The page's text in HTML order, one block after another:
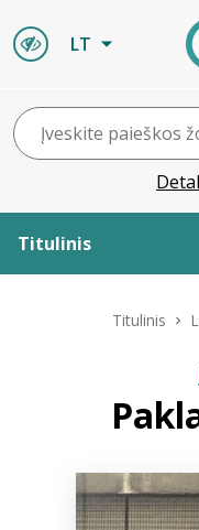
LT
Titulinis
ELVIS atvyksta
Naujienos
Titulinis